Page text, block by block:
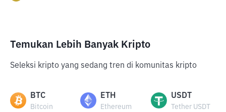
Temukan Lebih Banyak Kripto
Seleksi kripto yang sedang tren di komunitas kripto
BTC
Bitcoin
ETH
Ethereum
USDT
Tether USDT